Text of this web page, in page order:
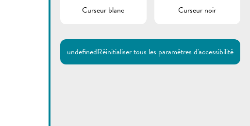
Utilisez la recherche pour
Comme par exemple des contacts, des
informations ou de documents.
Curseur blanc
Curseur noir
undefinedRéinitialiser tous les paramètres d'accessibilité